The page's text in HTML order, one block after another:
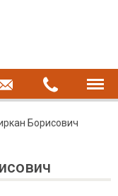
Борисович